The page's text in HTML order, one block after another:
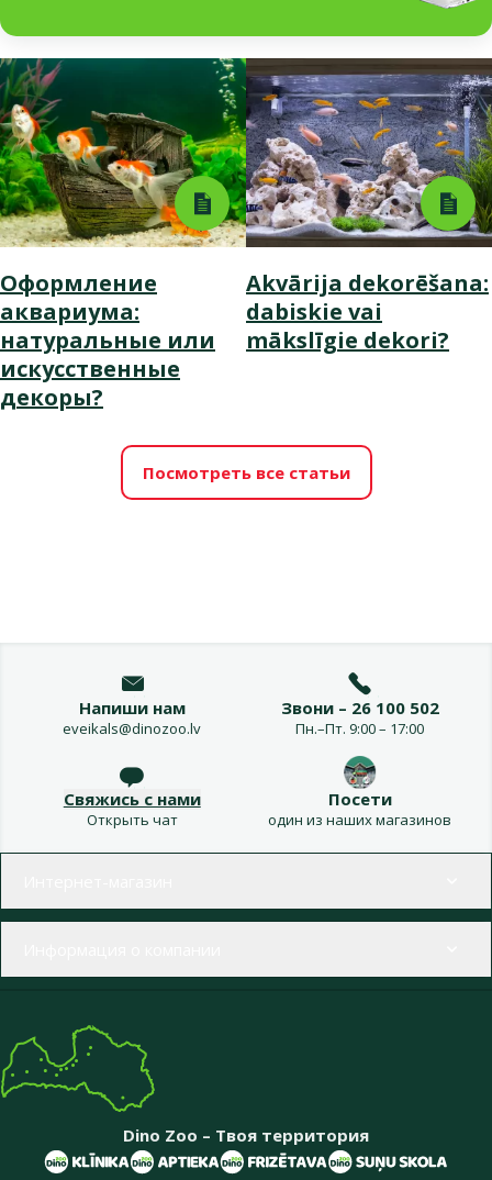
Оформление
аквариума:
натуральные или
искусственные
декоры?
Akvārija dekorēšana:
dabiskie vai
mākslīgie dekori?
Посмотреть все статьи
Напиши нам
eveikals@dinozoo.lv
Звони – 26 100 502
Пн.–Пт. 9:00 – 17:00
Свяжись с нами
Открыть чат
Посети
один из наших магазинов
Dino Zoo – Твоя территория